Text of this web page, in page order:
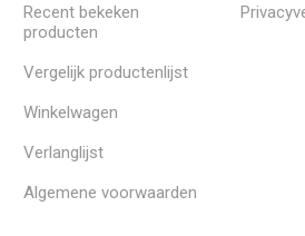
Recent bekeken
producten
Vergelijk productenlijst
Winkelwagen
Verlanglijst
Algemene voorwaarden